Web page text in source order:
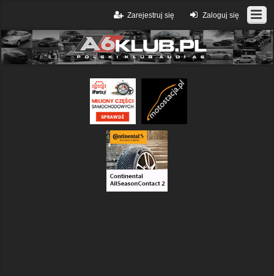
Zaloguj się
Zarejestruj się